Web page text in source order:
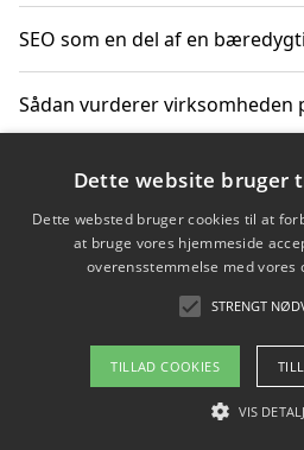
SEO som en del af en
Sådan vurderer virksomheden
Sådan får du hjælp til en
Copyright 2026 -
Om / kontakt
Blog
Dette website bruger
Dette websted bruger cookies til at
at bruge vores hjemmeside
overensstemmelse med vores
STRENGT
TILLAD COOKIES
VIS